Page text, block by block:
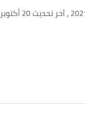
، آخر تحديث 20 أكتوبر 2021